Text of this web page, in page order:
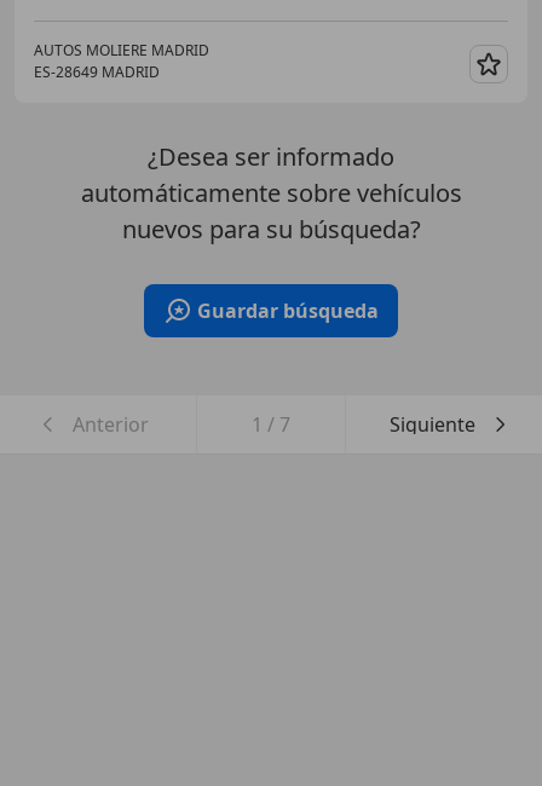
AUTOS MOLIERE MADRID
ES-28649 MADRID
¿Desea ser informado
automáticamente sobre vehículos
nuevos para su búsqueda?
Guardar búsqueda
Anterior 1 / 7 Siguiente